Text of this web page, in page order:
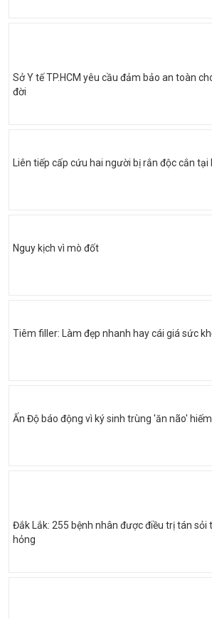
Sở Y tế TP.HCM yêu cầu đảm bảo an toàn
đời
Liên tiếp cấp cứu hai người bị rắn độc cắn tại
Nguy kịch vì mò đốt
Tiêm filler: Làm đẹp nhanh hay cái giá sức
Ấn Độ báo động vì ký sinh trùng 'ăn não'
Đắk Lắk: 255 bệnh nhân được điều trị tán sỏi
hỏng